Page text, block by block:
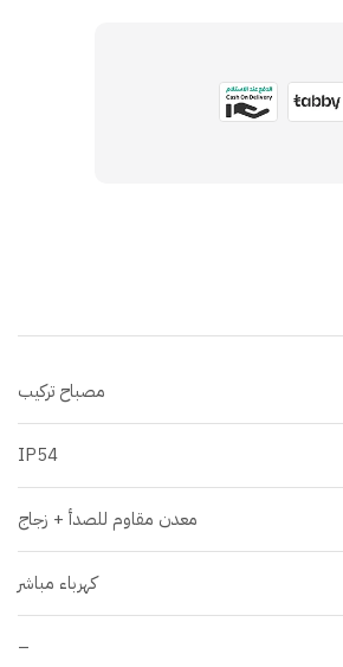
مصباح تركيب
IP54
معدن مقاوم للصدأ + زجاج
كهرباء مباشر
–